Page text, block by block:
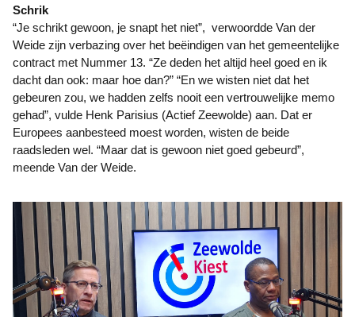
Schrik
“Je schrikt gewoon, je snapt het niet”, verwoordde Van der
Weide zijn verbazing over het beëindigen van het gemeentelijke
contract met Nummer 13. “Ze deden het altijd heel goed en ik
dacht dan ook: maar hoe dan?” “En we wisten niet dat het
gebeuren zou, we hadden zelfs nooit een vertrouwelijke memo
gehad”, vulde Henk Parisius (Actief Zeewolde) aan. Dat er
Europees aanbesteed moest worden, wisten de beide
raadsleden wel. “Maar dat is gewoon niet goed gebeurd”,
meende Van der Weide.